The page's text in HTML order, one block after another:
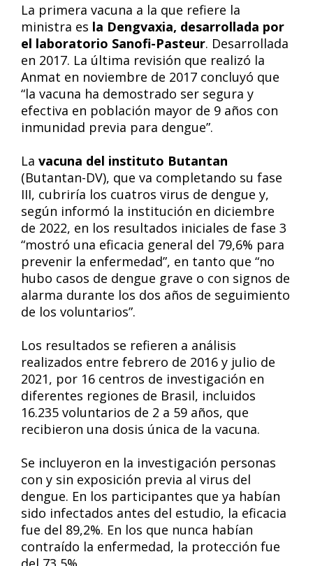
La primera vacuna a la que refiere la
ministra es la Dengvaxia, desarrollada por
el laboratorio Sanofi-Pasteur. Desarrollada
en 2017. La última revisión que realizó la
Anmat en noviembre de 2017 concluyó que
“la vacuna ha demostrado ser segura y
efectiva en población mayor de 9 años con
inmunidad previa para dengue”.
La vacuna del instituto Butantan
(Butantan-DV), que va completando su fase
III, cubriría los cuatros virus de dengue y,
según informó la institución en diciembre
de 2022, en los resultados iniciales de fase 3
“mostró una eficacia general del 79,6% para
prevenir la enfermedad”, en tanto que “no
hubo casos de dengue grave o con signos de
alarma durante los dos años de seguimiento
de los voluntarios”.
Los resultados se refieren a análisis
realizados entre febrero de 2016 y julio de
2021, por 16 centros de investigación en
diferentes regiones de Brasil, incluidos
16.235 voluntarios de 2 a 59 años, que
recibieron una dosis única de la vacuna.
Se incluyeron en la investigación personas
con y sin exposición previa al virus del
dengue. En los participantes que ya habían
sido infectados antes del estudio, la eficacia
fue del 89,2%. En los que nunca habían
contraído la enfermedad, la protección fue